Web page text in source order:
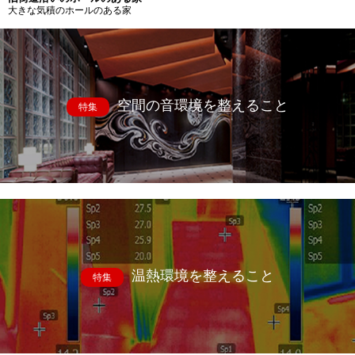
大きな気積のホールのある家
特集 空間の音環境を整えること
特集 温熱環境を整えること